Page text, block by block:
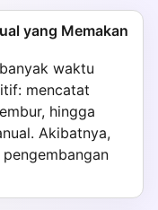
yang Memakan
waktu
mencatat
hingga
Akibatnya,